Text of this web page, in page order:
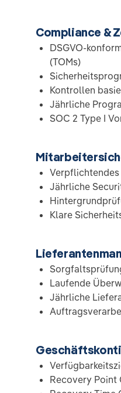
Compliance &
DSGVO-
(TOMs)
Kontrollen
Jährliche
SOC 2 Type I
Jährliche
Klare
Laufende
Jährliche
Recovery Point